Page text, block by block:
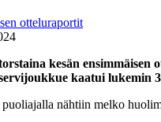
otteluraportit
kesän
kaatui lukemin
puoliajalla nähtiin melko